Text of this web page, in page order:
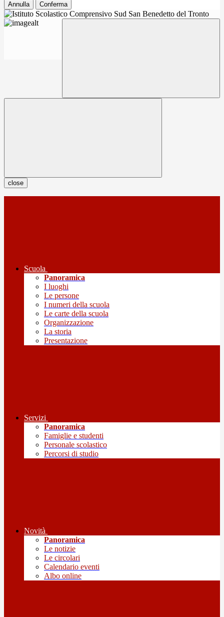
Annulla Conferma
close
Scuola
Panoramica
I luoghi
Le persone
I numeri della scuola
Le carte della scuola
Organizzazione
La storia
Presentazione
Servizi
Panoramica
Famiglie e studenti
Personale scolastico
Percorsi di studio
Novità
Panoramica
Le notizie
Le circolari
Calendario eventi
Albo online